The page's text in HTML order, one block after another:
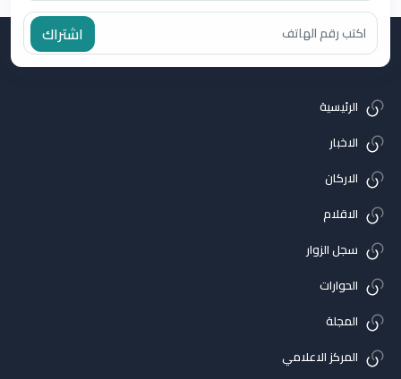
اشتراك
الرئيسية
الاخبار
الاركان
الاقلام
سجل الزوار
الحوارات
المجلة
المركز الاعلامي